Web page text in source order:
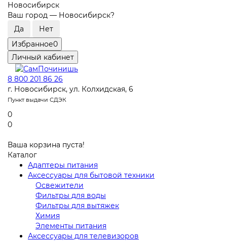
Новосибирск
Ваш город — Новосибирск?
Избранное0
Личный кабинет
8 800 201 86 26
г. Новосибирск, ул. Колхидская, 6
Пункт выдачи СДЭК
0
0
Ваша корзина пуста!
Каталог
Адаптеры питания
Аксессуары для бытовой техники
Освежители
Фильтры для воды
Фильтры для вытяжек
Химия
Элементы питания
Аксессуары для телевизоров